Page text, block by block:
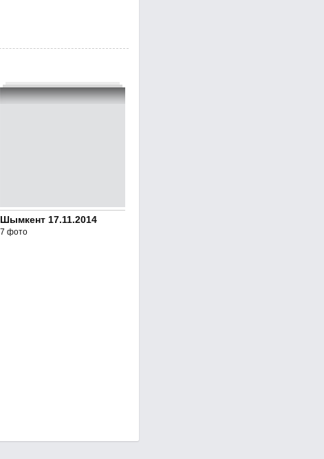
Шымкент 17.11.2014
7 фото